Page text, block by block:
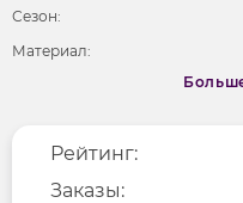
Сезон:
Материал:
Фактура материала
Длина рукава
Рейтинг:
Заказы: